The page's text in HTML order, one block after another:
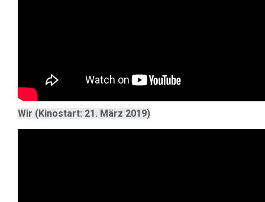
Wir (Kinostart: 21. März 2019)